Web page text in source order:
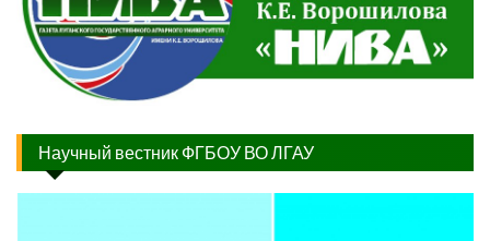
Научный вестник ФГБОУ ВО ЛГАУ